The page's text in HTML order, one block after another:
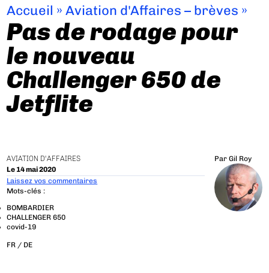
Accueil »Aviation d'Affaires – brèves »
Pas de rodage pour
le nouveau
Challenger 650 de
Jetflite
AVIATION D'AFFAIRES
Le 14 mai 2020
Par Gil Roy
Laissez vos commentaires
Mots-clés :
BOMBARDIER
CHALLENGER 650
covid-19
FR / DE